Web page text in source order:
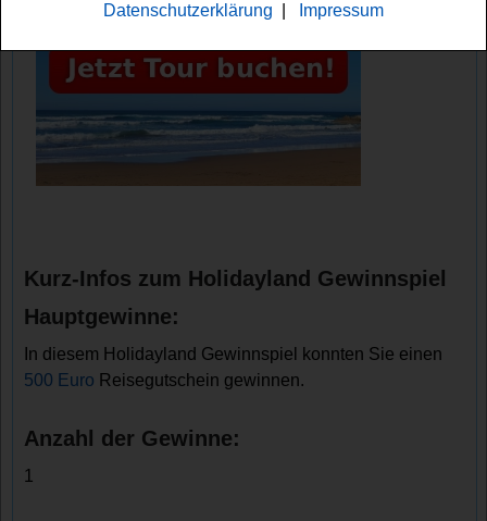
Kurz-Infos zum Holidayland Gewinnspiel
Hauptgewinne:
In diesem Holidayland Gewinnspiel konnten Sie einen
500 Euro Reisegutschein gewinnen.
Anzahl der Gewinne:
1
Datenschutzerklärung Impressum